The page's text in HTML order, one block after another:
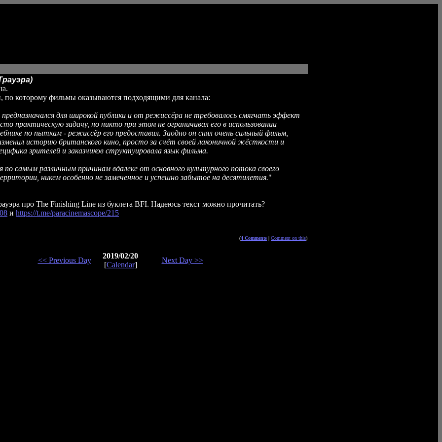
по которому фильмы оказываются подходящими для канала:
для широкой публики и от режиссёра не требовалось смягчать эффект
практическую задачу, но никто при этом не ограничивал его в использовании
по пыткам - режиссёр его предоставил. Заодно он снял очень сильный фильм,
историю британского кино, просто за счёт своей лаконичной жёсткости и
зрителей и заказчиков структуировала язык фильма.
самым различным причинам вдалеке от основного культурного потока своего
никем особенно не замеченное и успешно забытое на десятилетия."
про The Finishing Line из буклета BFI. Надеюсь текст можно прочитать?
и https://t.me/paracinemascope/215
(4 Comments | Comment on this)
<< Previous Day
2019/02/20
[Calendar]
Next Day >>